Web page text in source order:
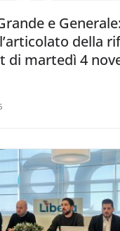
e Generale:
della
di martedì 4